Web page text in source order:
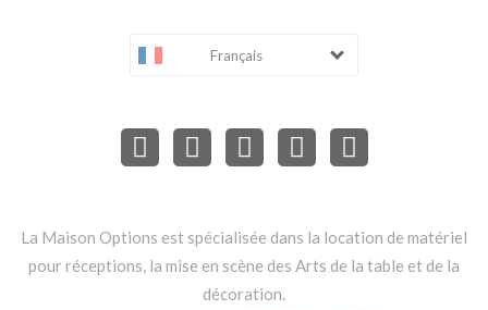
Français
La Maison Options est spécialisée dans la location de matériel
pour réceptions, la mise en scène des Arts de la table et de la
décoration.